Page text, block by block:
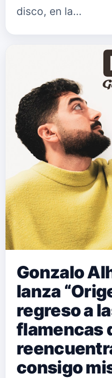
disco, en la…
Gonzalo
lanza
regreso a
flamencas
consigo